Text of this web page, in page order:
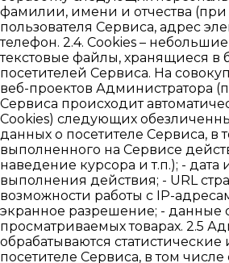
фамилии, имени и отчества
пользователя Сервиса, адрес
телефон. 2.4. Cookies –
текстовые файлы, хранящиеся в
посетителей Сервиса. На
веб-проектов Администратора
Сервиса происходит
Cookies) следующих
данных о посетителе Сервиса, в
выполненного на Сервисе
наведение курсора и т.п.); - дата
выполнения действия; - URL
возможности работы с IP-
экранное разрешение; - данные
просматриваемых товарах. 2.5
обрабатываются
посетителе Сервиса, в том